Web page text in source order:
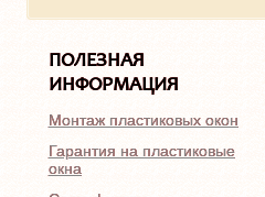
ПОЛЕЗНАЯ
ИНФОРМАЦИЯ
Монтаж пластиковых окон
Гарантия на пластиковые
окна